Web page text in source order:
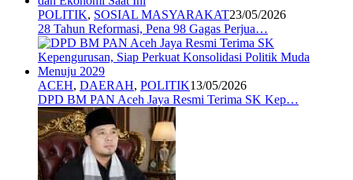
POLITIK, SOSIAL MASYARAKAT23/05/2026
28 Tahun Reformasi, Pena 98 Gagas Perjua…
ACEH, DAERAH, POLITIK13/05/2026
DPD BM PAN Aceh Jaya Resmi Terima SK Kep…